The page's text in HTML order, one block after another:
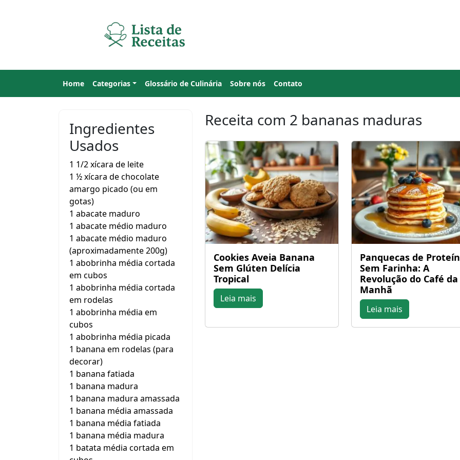
Home Categorias Glossário de Culinária Sobre nós Contato
Ingredientes
Usados
1 1/2 xícara de leite
1 ½ xícara de chocolate
amargo picado (ou em
gotas)
1 abacate maduro
1 abacate médio maduro
1 abacate médio maduro
(aproximadamente 200g)
1 abobrinha média cortada
em cubos
1 abobrinha média cortada
em rodelas
1 abobrinha média em
cubos
1 abobrinha média picada
1 banana em rodelas (para
decorar)
1 banana fatiada
1 banana madura
1 banana madura amassada
1 banana média amassada
1 banana média fatiada
1 banana média madura
1 batata média cortada em
Receita com 2 bananas maduras
Cookies Aveia Banana
Sem Glúten Delícia
Tropical
Leia mais
Panquecas de
Sem Farinha: A
Revolução do Café da
Manhã
Leia mais